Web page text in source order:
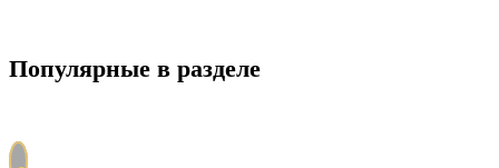
Популярные в разделе